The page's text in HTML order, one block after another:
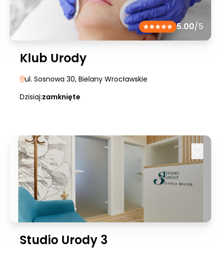
5.00/5
Klub Urody
ul. Sosnowa 30, Bielany Wrocławskie
Dzisiaj:zamknięte
Studio Urody 3